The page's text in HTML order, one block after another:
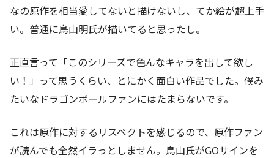
なの原作を相当愛してないと描けないし、てか絵が超上手
い。普通に鳥山明氏が描いてると思ったし。
正直言って「このシリーズで色んなキャラを出して欲し
い！」って思うくらい、とにかく面白い作品でした。僕み
たいなドラゴンボールファンにはたまらないです。
これは原作に対するリスペクトを感じるので、原作ファン
が読んでも全然イラっとしません。鳥山氏がGOサインを